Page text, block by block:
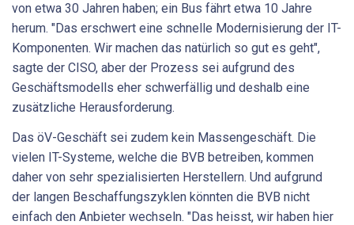
von etwa 30 Jahren haben; ein Bus fährt etwa 10 Jahre
herum. "Das erschwert eine schnelle Modernisierung der IT-
Komponenten. Wir machen das natürlich so gut es geht",
sagte der CISO, aber der Prozess sei aufgrund des
Geschäftsmodells eher schwerfällig und deshalb eine
zusätzliche Herausforderung.
Das öV-Geschäft sei zudem kein Massengeschäft. Die
vielen IT-Systeme, welche die BVB betreiben, kommen
daher von sehr spezialisierten Herstellern. Und aufgrund
der langen Beschaffungszyklen könnten die BVB nicht
einfach den Anbieter wechseln. "Das heisst, wir haben hier